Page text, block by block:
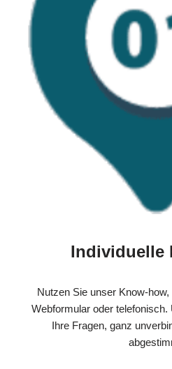
Individuelle
Nutzen Sie unser Know-
Webformular oder telefonisch.
Ihre Fragen, ganz